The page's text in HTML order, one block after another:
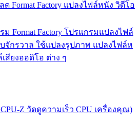
ด Format Factory แปลงไฟล์หนัง วิดีโอ
Format Factory โปรแกรมแปลงไฟล์
จักรวาล ใช้แปลงรูปภาพ แปลงไฟล์ห
สียงออดิโอ ต่าง ๆ
Z วัดดูความเร็ว CPU เครื่องคุณ)